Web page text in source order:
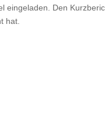
eingeladen. Den
hat.